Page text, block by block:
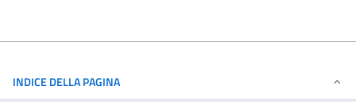
INDICE DELLA PAGINA